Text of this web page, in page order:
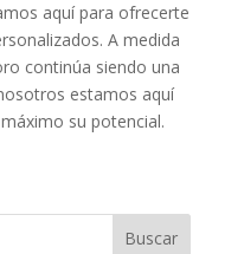
aquí para ofrecerte
A medida
continúa siendo una
estamos aquí
su potencial.
Buscar